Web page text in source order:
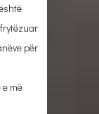
për
më